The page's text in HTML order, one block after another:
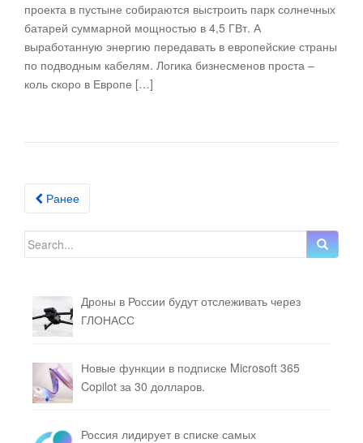
проекта в пустыне собираются выстроить парк солнечных
батарей суммарной мощностью в 4,5 ГВт. А
выработанную энергию передавать в европейские страны
по подводным кабелям. Логика бизнесменов проста –
коль скоро в Европе […]
Posts navigation
Ранее
Search for:
Дроны в России будут отслеживать через
ГЛОНАСС
Новые функции в подписке Microsoft 365
Copilot за 30 долларов.
Россия лидирует в списке самых